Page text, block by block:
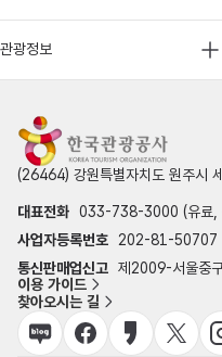
관광정보
(26464) 강원특별자치도 원주시
대표전화 033-738-3000 (유료,
사업자등록번호
202-81-50707
통신판매업신고 제2009-서울중
이용 가이드
찾아오시는 길